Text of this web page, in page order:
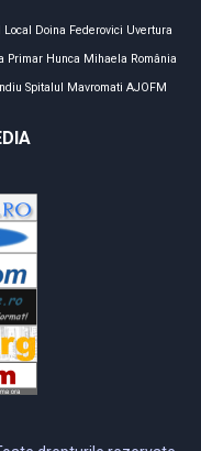
Doina Federovici Uvertura
Primar Hunca Mihaela România
Spitalul Mavromati AJOFM